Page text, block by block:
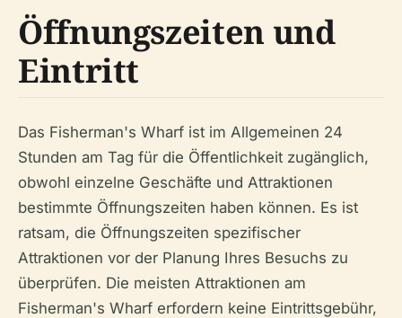
Öffnungszeiten und
Eintritt
Das Fisherman's Wharf ist im Allgemeinen 24
Stunden am Tag für die Öffentlichkeit zugänglich,
obwohl einzelne Geschäfte und Attraktionen
bestimmte Öffnungszeiten haben können. Es ist
ratsam, die Öffnungszeiten spezifischer
Attraktionen vor der Planung Ihres Besuchs zu
überprüfen. Die meisten Attraktionen am
Fisherman's Wharf erfordern keine Eintrittsgebühr,